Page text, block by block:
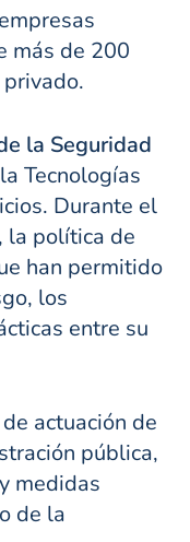
más de 200
la Seguridad
Tecnologías
Durante el
la política de
han permitido
los
entre su
actuación de
pública,
medidas
de la